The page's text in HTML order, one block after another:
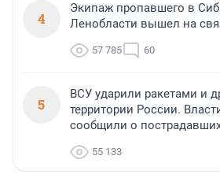
4
Экипаж пропавшего в
Ленобласти вышел на
57 785 60
5
ВСУ ударили ракетами и
территории России.
сообщили о
55 133